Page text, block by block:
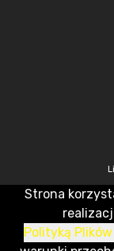
CMS & Hosting: Nefeni Sp.
Strona
Polityką